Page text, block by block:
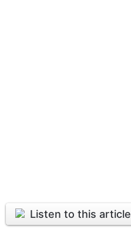
Listen to this article